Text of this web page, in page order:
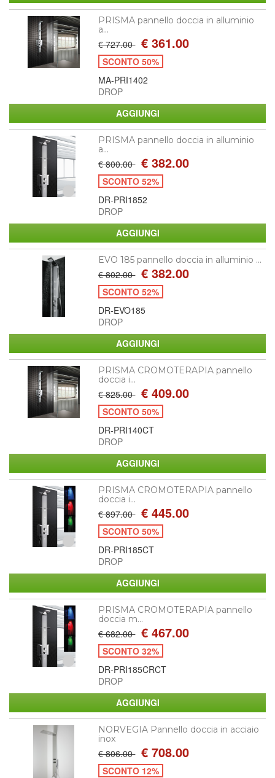
PRISMA pannello doccia in alluminio
a...
€ 727.00 € 361.00
SCONTO 50%
MA-PRI1402
DROP
PRISMA pannello doccia in alluminio
a...
€ 800.00 € 382.00
SCONTO 52%
DR-PRI1852
DROP
EVO 185 pannello doccia in alluminio ...
€ 802.00 € 382.00
SCONTO 52%
DR-EVO185
DROP
PRISMA CROMOTERAPIA pannello
doccia i...
€ 825.00 € 409.00
SCONTO 50%
DR-PRI140CT
DROP
PRISMA CROMOTERAPIA pannello
doccia i...
€ 897.00 € 445.00
SCONTO 50%
DR-PRI185CT
DROP
PRISMA CROMOTERAPIA pannello
doccia m...
€ 682.00 € 467.00
SCONTO 32%
DR-PRI185CRCT
DROP
NORVEGIA Pannello doccia in acciaio
inox
€ 806.00 € 708.00
SCONTO 12%